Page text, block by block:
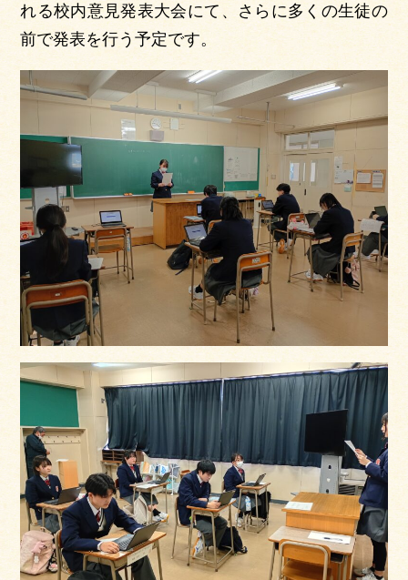
れる校内意見発表大会にて、さらに多くの生徒の
前で発表を行う予定です。